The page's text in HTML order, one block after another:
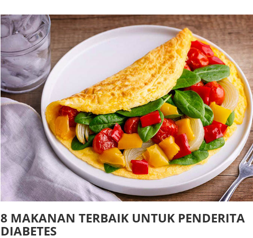
8 MAKANAN TERBAIK UNTUK PENDERITA
DIABETES